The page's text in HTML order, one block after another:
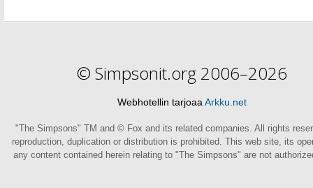
© Simpsonit.org 2006–2026
Webhotellin tarjoaa Arkku.net
"The Simpsons" TM and © Fox and its related companies. All rights
reproduction, duplication or distribution is prohibited. This web site, its
any content contained herein relating to "The Simpsons" are not